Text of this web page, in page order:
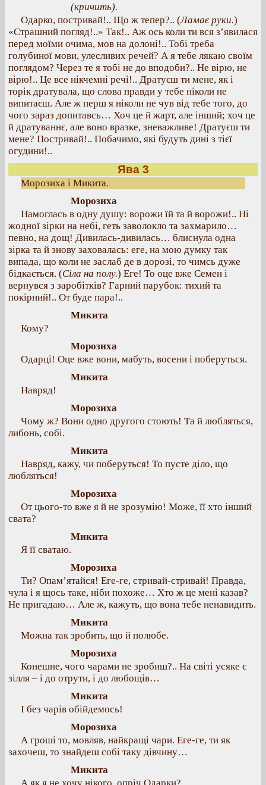
(кричить).
Одарко, постривай!.. Що ж тепер?.. (Ламає руки.)
«Страшний погляд!..» Так!.. Аж ось коли ти вся з’явилася
перед моїми очима, мов на долоні!.. Тобі треба
голубиної мови, улесливих речей? А я тебе лякаю своїм
поглядом? Через те я тобі не до вподоби?.. Не вірю, не
вірю!.. Це все нікчемні речі!.. Дратуєш ти мене, як і
торік дратувала, що слова правди у тебе ніколи не
випитаєш. Але ж перш я ніколи не чув від тебе того, до
чого зараз допитавсь… Хоч це й жарт, але інший; хоч це
й дратуваннє, але воно вразке, зневажливе! Дратуєш ти
мене? Постривай!.. Побачимо, які будуть дині з тієї
огудини!..
Ява 3
Морозиха і Микита.
Морозиха
Намоглась в одну душу: ворожи їй та й ворожи!.. Ні
жодної зірки на небі, геть заволокло та захмарило…
певно, на дощ! Дивилась-дивилась… блиснула одна
зірка та й знову заховалась: еге, на мою думку так
випада, що коли не заслаб де в дорозі, то чимсь дуже
бідкається. (Сіла на полу.) Еге! То оце вже Семен і
вернувся з заробітків? Гарний парубок: тихий та
покірний!.. От буде пара!..
Микита
Кому?
Морозиха
Одарці! Оце вже вони, мабуть, восени і поберуться.
Микита
Навряд!
Морозиха
Чому ж? Вони одно другого стоють! Та й любляться,
либонь, собі.
Микита
Навряд, кажу, чи поберуться! То пусте діло, що
любляться!
Морозиха
От цього-то вже я й не зрозумію! Може, її хто інший
свата?
Микита
Я її сватаю.
Морозиха
Ти? Опам’ятайся! Еге-ге, стривай-стривай! Правда,
чула і я щось таке, ніби похоже… Хто ж це мені казав?
Не пригадаю… Але ж, кажуть, що вона тебе ненавидить.
Микита
Можна так зробить, що й полюбе.
Морозиха
Конешне, чого чарами не зробиш?.. На світі усяке є
зілля – і до отрути, і до любощів…
Микита
І без чарів обійдемось!
Морозиха
А гроші то, мовляв, найкращі чари. Еге-ге, ти як
захочеш, то знайдеш собі таку дівчину…
Микита